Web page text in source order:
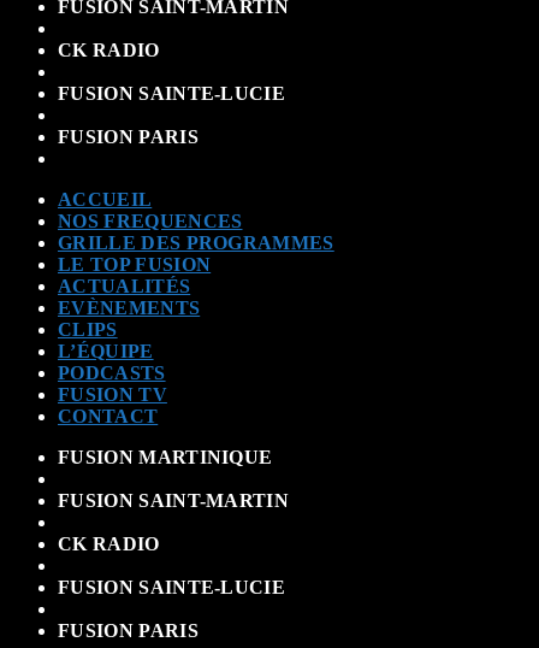
FUSION SAINT-MARTIN
CK RADIO
FUSION SAINTE-LUCIE
FUSION PARIS
ACCUEIL
NOS FREQUENCES
GRILLE DES PROGRAMMES
LE TOP FUSION
ACTUALITÉS
EVÈNEMENTS
CLIPS
L’ÉQUIPE
PODCASTS
FUSION TV
CONTACT
FUSION MARTINIQUE
FUSION SAINT-MARTIN
CK RADIO
FUSION SAINTE-LUCIE
FUSION PARIS